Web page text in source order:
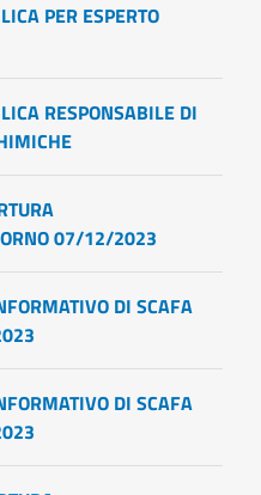
PER ESPERTO
RESPONSABILE DI
07/12/2023
DI SCAFA
DI SCAFA